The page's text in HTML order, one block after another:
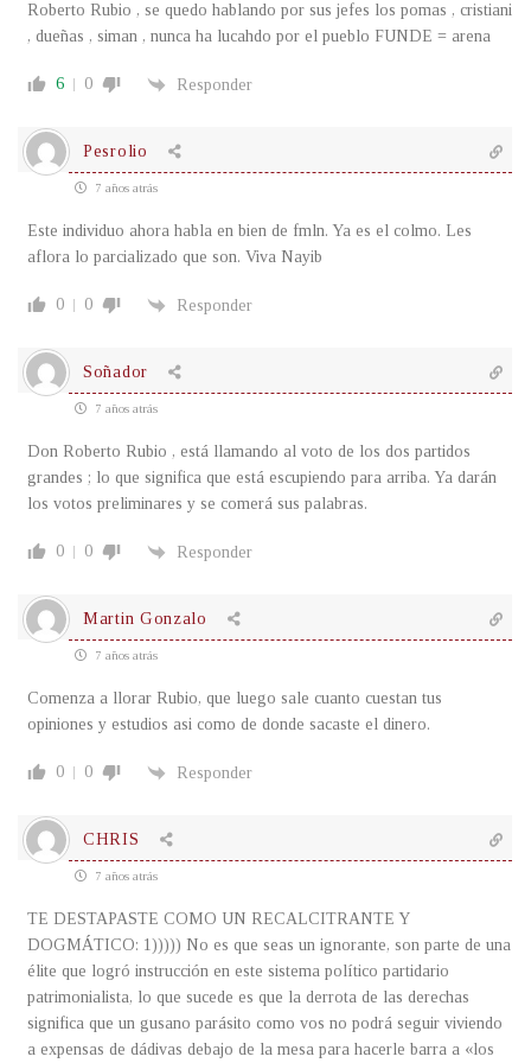
Roberto Rubio , se quedo hablando por sus jefes los pomas , cristiani
, dueñas , siman , nunca ha lucahdo por el pueblo FUNDE = arena
6 0 Responder
Pesrolio
7 años atrás
Este individuo ahora habla en bien de fmln. Ya es el colmo. Les
aflora lo parcializado que son. Viva Nayib
0 0 Responder
Soñador
7 años atrás
Don Roberto Rubio , está llamando al voto de los dos partidos
grandes ; lo que significa que está escupiendo para arriba. Ya darán
los votos preliminares y se comerá sus palabras.
0 0 Responder
Martin Gonzalo
7 años atrás
Comenza a llorar Rubio, que luego sale cuanto cuestan tus
opiniones y estudios asi como de donde sacaste el dinero.
0 0 Responder
CHRIS
7 años atrás
TE DESTAPASTE COMO UN RECALCITRANTE Y
DOGMÁTICO: 1))))) No es que seas un ignorante, son parte de una
élite que logró instrucción en este sistema político partidario
patrimonialista, lo que sucede es que la derrota de las derechas
significa que un gusano parásito como vos no podrá seguir viviendo
a expensas de dádivas debajo de la mesa para hacerle barra a «los